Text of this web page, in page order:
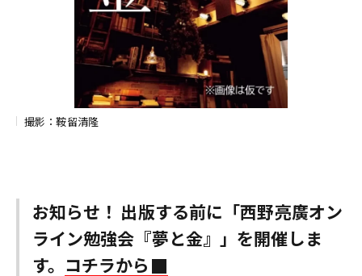
撮影：鞍留清隆
お知らせ！ 出版する前に「西野亮廣オン
ライン勉強会『夢と金』」を開催しま
す。 コチラから